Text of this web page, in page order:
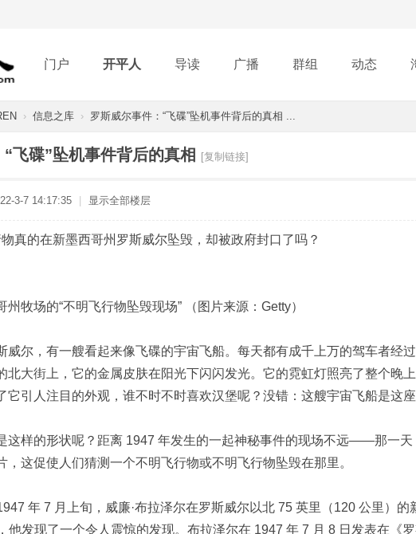
门户 开平人 导读 广播 群组 动态
分享 记录 排行榜
› 信息之库 › 罗斯威尔事件：“飞碟”坠机事件背后的真相 ...
飞碟”坠机事件背后的真相 [复制链接]
3-7 14:17:35 显示全部楼层
真的在新墨西哥州罗斯威尔坠毁，却被政府封口了吗？
牧场的“不明飞行物坠毁现场” （图片来源：Getty）
威尔，有一艘看起来像飞碟的宇宙飞船。每天都有成千上万的驾车者经
北大街上，它的金属皮肤在阳光下闪闪发光。它的霓虹灯照亮了整个晚
它引人注目的外观，谁不时不时喜欢汉堡呢？没错：这艘宇宙飞船是这
这样的形状呢？距离 1947 年发生的一起神秘事件的现场不远——那一
，这促使人们猜测一个不明飞行物或不明飞行物坠毁在那里。
年 7 月上旬，威廉·布拉泽尔在罗斯威尔以北 75 英里（120 公里）的
他发现了一个令人震惊的发现。布拉泽尔在 1947 年 7 月 8 日发表在《